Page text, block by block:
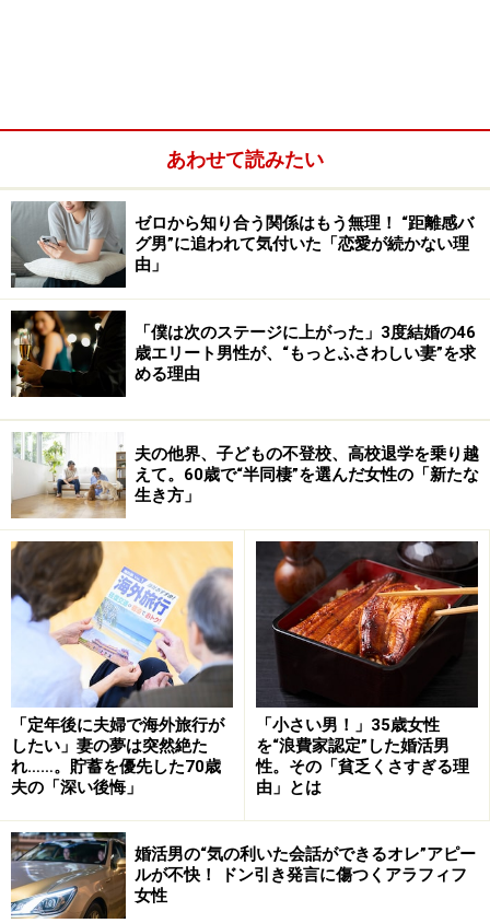
「新しく好きな人ができると、もうずっとその人と一緒
にいたいと思ってしまうんですよ。だから離婚するしか
なくなる。そこから裸一貫、また一生懸命仕事をする。
その繰り返し。僕、財産なんて何もないんです。我なが
らバカだなと思うけど、素敵な女性を見ると話したいと
思うし、話が合えばもっと会いたいと思うし……」
つまりは自分に正直なのだろう。だがそのたびに「損を
している」と笑った。今回が最後だからともうじき5回
目の結婚をする。こういう人は自力で完結しているし、
妻だった女性たちから恨まれているわけでもない。
離婚を「切り出される男」
一方、妻から離婚を切り出されることが続く男性はどう
だろう。
「私はバツ2の男性と結婚したんですが、3年ほど暮らし
ているうちに、前の妻たちが離婚したいと思った気持ち
あわせて読みたい
ゼロから知り合う関係はもう無理！ “距離感バ
グ男”に追われて気付いた「恋愛が続かない理
由」
「僕は次のステージに上がった」3度結婚の46
歳エリート男性が、“もっとふさわしい妻”を求
める理由
夫の他界、子どもの不登校、高校退学を乗り越
えて。60歳で“半同棲”を選んだ女性の「新たな
生き方」
「定年後に夫婦で海外旅行が
したい」妻の夢は突然絶た
れ……。貯蓄を優先した70歳
夫の「深い後悔」
「小さい男！」35歳女性
を“浪費家認定”した婚活男
性。その「貧乏くさすぎる理
由」とは
婚活男の“気の利いた会話ができるオレ”アピー
ルが不快！ ドン引き発言に傷つくアラフィフ
女性